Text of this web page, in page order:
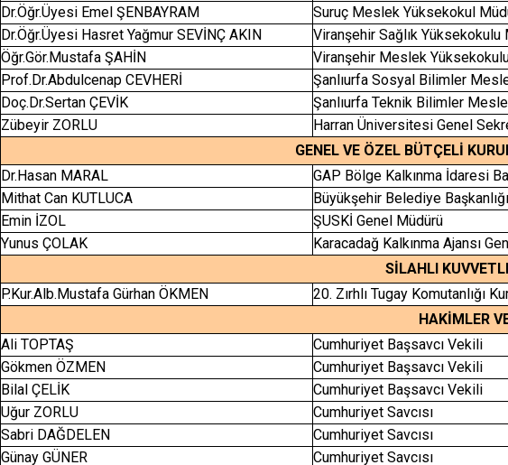
Dr.Öğr.Üyesi Emel ŞENBAYRAM
Suruç Meslek Yüksekokul
Dr.Öğr.Üyesi Hasret Yağmur SEVİNÇ AKIN
Viranşehir Sağlık Yüksekokulu
Öğr.Gör.Mustafa ŞAHİN
Viranşehir Meslek
Prof.Dr.Abdulcenap CEVHERİ
Şanlıurfa Sosyal Bilimler
Doç.Dr.Sertan ÇEVİK
Şanlıurfa Teknik Bilimler
Zübeyir ZORLU
Harran Üniversitesi Genel
GENEL VE ÖZEL BÜTÇELİ
Dr.Hasan MARAL
GAP Bölge Kalkınma İdaresi
Mithat Can KUTLUCA
Büyükşehir Belediye
Emin İZOL
ŞUSKİ Genel Müdürü
Yunus ÇOLAK
Karacadağ Kalkınma Ajansı
SİLAHLI
P.Kur.Alb.Mustafa Gürhan ÖKMEN
20. Zırhlı Tugay Komutanlığı
HAKİMLER
Ali TOPTAŞ
Cumhuriyet Başsavcı Vekili
Gökmen ÖZMEN
Cumhuriyet Başsavcı Vekili
Bilal ÇELİK
Cumhuriyet Başsavcı Vekili
Uğur ZORLU
Cumhuriyet Savcısı
Sabri DAĞDELEN
Cumhuriyet Savcısı
Günay GÜNER
Cumhuriyet Savcısı